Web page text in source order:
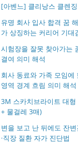
[아벤느] 클리낭스 클렌
유명 회사 입사 합격 꿈
가 상징하는 커리어 기대
시험장을 잘못 찾아가는
결여 의미 해석
회사 동료와 가족 모임에
영역 경계 흐림 의미 해석
3M 스카치브라이트 대
+ 물걸레 3매)
변을 보고 난 뒤에도 잔
·직장 질환 자가 진단법